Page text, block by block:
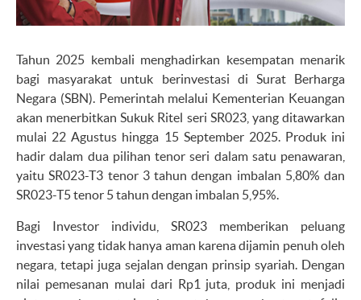
Tahun 2025 kembali menghadirkan kesempatan menarik
bagi masyarakat untuk berinvestasi di Surat Berharga
Negara (SBN). Pemerintah melalui Kementerian Keuangan
akan menerbitkan Sukuk Ritel seri SR023, yang ditawarkan
mulai 22 Agustus hingga 15 September 2025. Produk ini
hadir dalam dua pilihan tenor seri dalam satu penawaran,
yaitu SR023-T3 tenor 3 tahun dengan imbalan 5,80% dan
SR023-T5 tenor 5 tahun dengan imbalan 5,95%.
Bagi Investor individu, SR023 memberikan peluang
investasi yang tidak hanya aman karena dijamin penuh oleh
negara, tetapi juga sejalan dengan prinsip syariah. Dengan
nilai pemesanan mulai dari Rp1 juta, produk ini menjadi